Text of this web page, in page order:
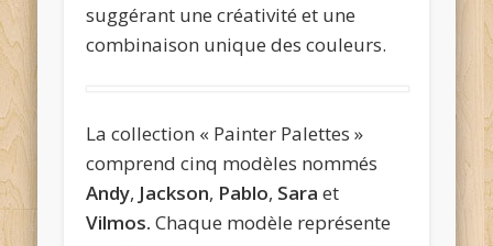
suggérant une créativité et une
combinaison unique des couleurs.
La collection « Painter Palettes »
comprend cinq modèles nommés
Andy, Jackson, Pablo, Sara et
Vilmos. Chaque modèle représente